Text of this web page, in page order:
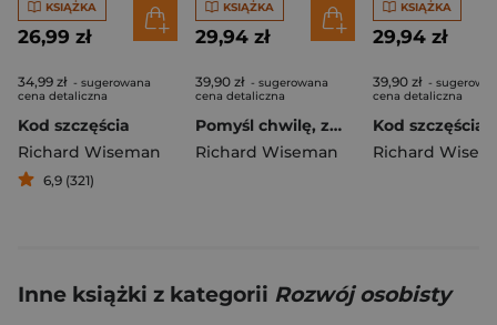
KSIĄŻKA
26,99 zł
34,99 zł - sugerowana
cena detaliczna
Kod szczęścia
Richard Wiseman
6,9 (321)
KSIĄŻKA
29,94 zł
39,90 zł - sugerowana
cena detaliczna
Pomyśl chwilę, zmień wiele
Richard Wiseman
KSIĄŻKA
29,94 zł
39,90 zł -
cena detaliczna
Kod szczęścia
Richard
Inne książki z kategorii Rozwój osobisty